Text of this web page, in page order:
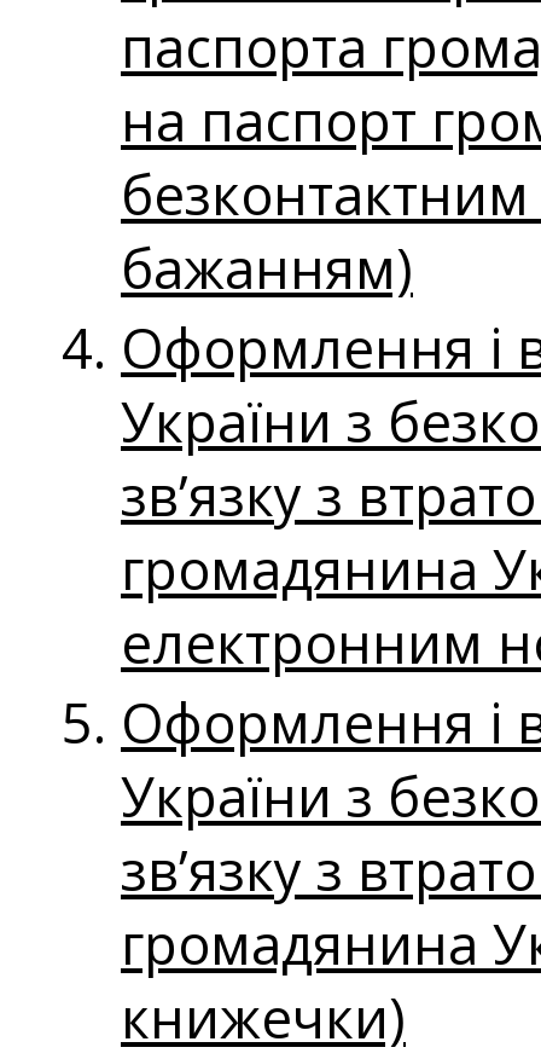
паспорта
на паспорт
бажанням)
Оформлення і
України з
зв’язку з
громадянина
електронним
Оформлення і
України з
зв’язку з
громадянина
книжечки)